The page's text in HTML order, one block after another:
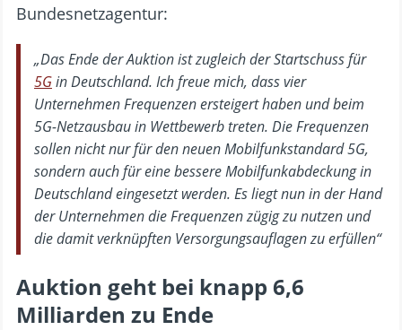
Bundesnetzagentur:
„Das Ende der Auktion ist zugleich der Startschuss für
5Gin Deutschland. Ich freue mich, dass vier
Unternehmen Frequenzen ersteigert haben und beim
5G-Netzausbau in Wettbewerb treten. Die Frequenzen
sollen nicht nur für den neuen Mobilfunkstandard 5G,
sondern auch für eine bessere Mobilfunkabdeckung in
Deutschland eingesetzt werden. Es liegt nun in der Hand
der Unternehmen die Frequenzen zügig zu nutzen und
die damit verknüpften Versorgungsauflagen zu erfüllen“
Auktion geht bei knapp 6,6
Milliarden zu Ende